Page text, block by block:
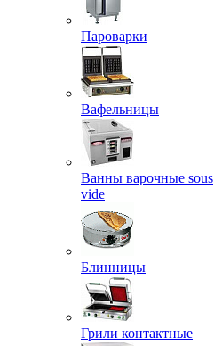
Пароварки
Вафельницы
Ванны варочные sous
vide
Блинницы
Грили контактные